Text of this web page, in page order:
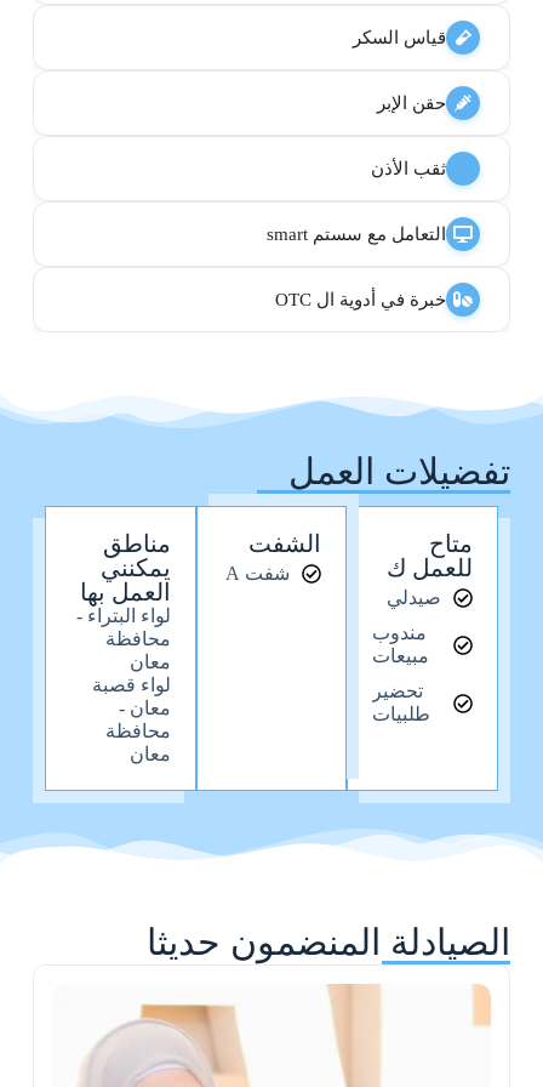
قياس السكر
حقن الإبر
ثقب الأذن
التعامل مع سستم smart
خبرة في أدوية ال OTC
تفضيلات العمل
متاح
للعمل ك
صيدلي
مندوب
مبيعات
تحضير
طلبيات
الشفت
شفت A
مناطق
يمكنني
العمل بها
لواء البتراء -
محافظة
معان
لواء قصبة
معان -
محافظة
معان
الصيادلة المنضمون حديثا